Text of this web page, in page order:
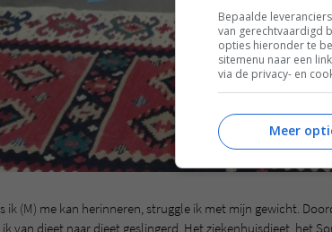
ik (M) me kan herinneren, struggle ik met mijn gewicht.
van dieet naar dieet geslingerd. Het ziekenhuisdieet, het
Bepaalde
van gerechtvaardigd
opties hieronder te
sitemenu naar een
via de privacy- en
Meer